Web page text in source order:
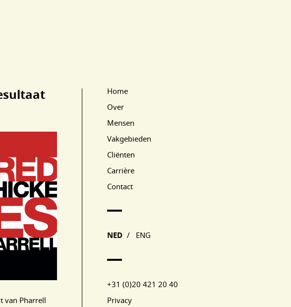
van Pharrell
Main Page Navigation
Home
Over
Mensen
Vakgebieden
Cliënten
Carrière
Contact
NED / ENG
+31 (0)20 421 20 40
Privacy